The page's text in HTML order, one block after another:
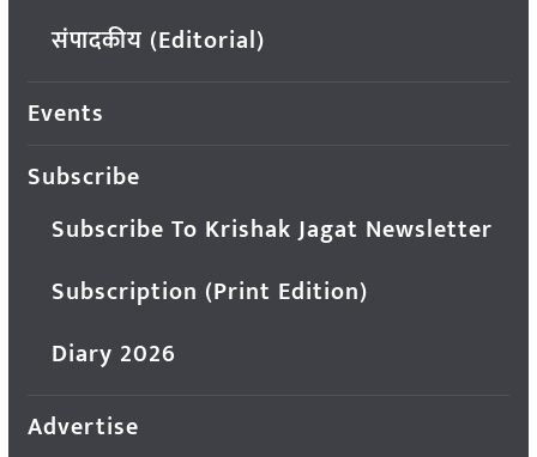
संपादकीय (Editorial)
Events
Subscribe
Subscribe To Krishak Jagat Newsletter
Subscription (Print Edition)
Diary 2026
Advertise